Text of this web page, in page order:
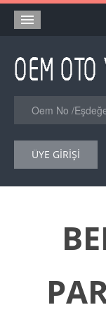
Orjinal Yedek
Eşdeğer Muadil
Şase Numarası
Hakkımızda
ÜYE GİRİŞİ